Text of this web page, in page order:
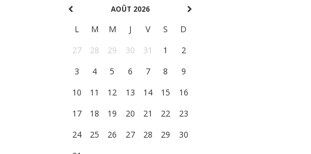
AOÛT 2026
L M M J V S
D
27
28 29 30 31 1
2
3
4 5 6 7 8
9
10
11 12 13 14 15
16
17
18 19 20 21 22
23
24
25 26 27 28 29
30